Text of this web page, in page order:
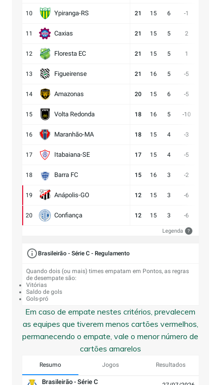
10 Ypiranga-RS 21 15 6 -1
11 Caxias 21 15 5 2
12 Floresta EC 21 15 5 1
13 Figueirense 21 16 5 -5
14 Amazonas 20 15 6 -5
15 Volta Redonda 18 16 5 -10
16 Maranhão-MA 18 15 4 -3
17 Itabaiana-SE 17 15 4 -5
18 Barra FC 15 16 3 -2
19 Anápolis-GO 12 15 3 -6
20 Confiança 12 15 3 -6
Legenda ?
Brasileirão - Série C - Regulamento
Quando dois (ou mais) times empatam em Pontos, as regras
de desempate são:
Vitórias
Saldo de gols
Gols-pró
Em caso de empate nestes critérios, prevalecem
as equipes que tiverem menos cartões vermelhos,
permanecendo o empate, vale o menor número de
cartões amarelos
Resumo Jogos Resultados
Brasileirão - Série C